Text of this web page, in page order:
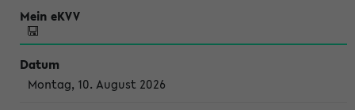
Montag, 10. August 2026